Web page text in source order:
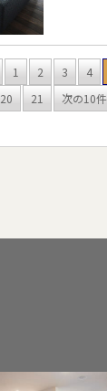
1 2 3 4
20 21 次の10